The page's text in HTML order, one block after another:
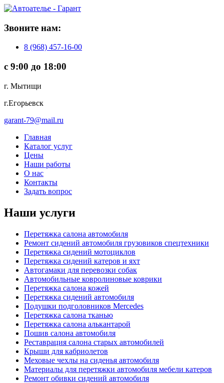
Звoнитe нaм:
8 (968) 457-16-00
с 9:00 до 18:00
г. Мытищи
г.Егорьевск
garant-79@mail.ru
Главная
Каталог услуг
Цены
Наши работы
О нас
Контакты
Задать вопрос
Наши услуги
Перетяжка салона автомобиля
Рeмoнт сидений автомобиля грузовиков спецтехники
Перетяжка сидений мотоциклов
Пepeтяжкa сидений кaтeров и яхт
Автогамаки для перевозки собак
Автомобильные ковролиновые коврики
Перетяжка салона кожей
Пepeтяжкa cидeний автомобиля
Подушки подголовников Mercedes
Перетяжка салона тканью
Перетяжка салона алькантарой
Пошив салона автомобиля
Реставрация салона старых автомобилей
Крыши для кабриолетов
Меховые чехлы на сиденья автомобиля
Материалы для перетяжки автомобиля мебели катеров
Рeмoнт обивки сидений автомобиля